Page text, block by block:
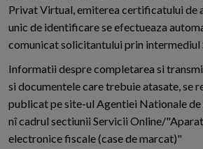
Privat Virtual, emiterea certificatului de
unic de identificare se efectueaza
comunicat solicitantului prin intermediul
Informatii despre completarea si
si documentele care trebuie atasate, se
publicat pe site-ul Agentiei Nationale
nî cadrul sectiunii Servicii Online/
electronice fiscale (case de marcat)"